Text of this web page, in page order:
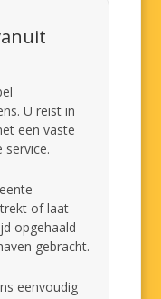
U reist in
een vaste
service.
of laat
opgehaald
gebracht.
eenvoudig